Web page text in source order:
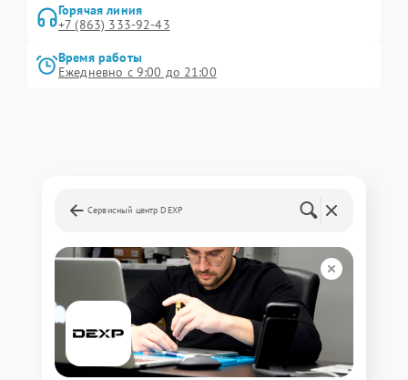
Горячая линия
+7 (863) 333-92-43
Время работы
Ежедневно с 9:00 до 21:00
Сервисный центр DEXP